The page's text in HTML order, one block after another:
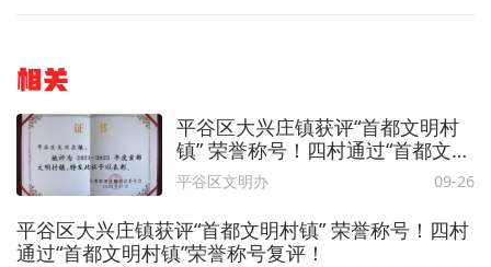
相关
平谷区大兴庄镇获评“首都文明村
镇” 荣誉称号！四村通过“首都文明
村镇”荣誉称号复评！
平谷区文明办 09-26
平谷区大兴庄镇获评“首都文明村镇” 荣誉称号！四村
通过“首都文明村镇”荣誉称号复评！